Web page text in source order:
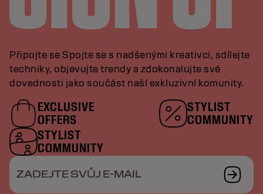
Připojte se Spojte se s nadšenými kreativci, sdílejte
techniky, objevujte trendy a zdokonalujte své
dovednosti jako součást naší exkluzivní komunity.
EXCLUSIVE
OFFERS
STYLIST
COMMUNITY
STYLIST
COMMUNITY
ZADEJTE SVŮJ E-MAIL